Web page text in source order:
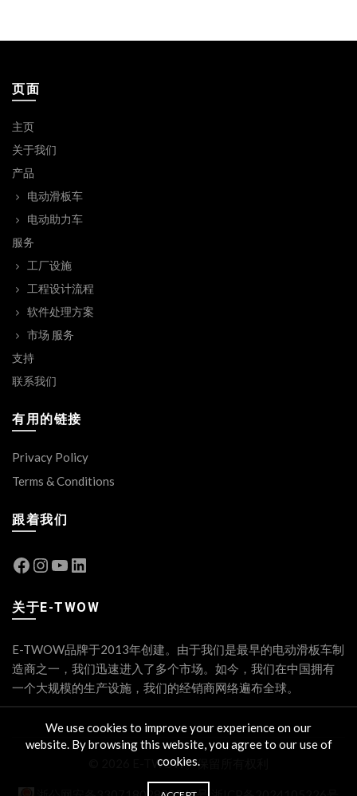
页面
主页
关于我们
产品
电动滑板车
电动助力车
服务
工厂设施
工程设计流程
软件处理方案
市场 服务
支持
联系我们
有用的链接
Privacy Policy
Terms & Conditions
跟着我们
Facebook
Instagram
YouTube
LinkedIn
关于E-TWOW
E-TWOW品牌于2013年创建。由于我们是最早的电动滑板车制
造商之一，我们迅速进入了多个市场。如今，我们在中国拥有
一个大规模的生产设施，我们的经销商网络遍布全球。
© 2026 E-TWOW。保留所有权利
We use cookies to improve your experience on our
website. By browsing this website, you agree to our use of
cookies.